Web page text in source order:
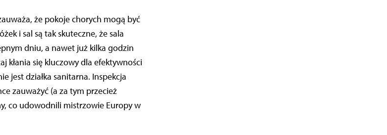
że pokoje chorych mogą być
i sal są tak skuteczne, że sala
dniu, a nawet już kilka godzin
kłania się kluczowy dla efektywności
jest działka sanitarna. Inspekcja
zauważyć (a za tym przecież
co udowodnili mistrzowie Europy w